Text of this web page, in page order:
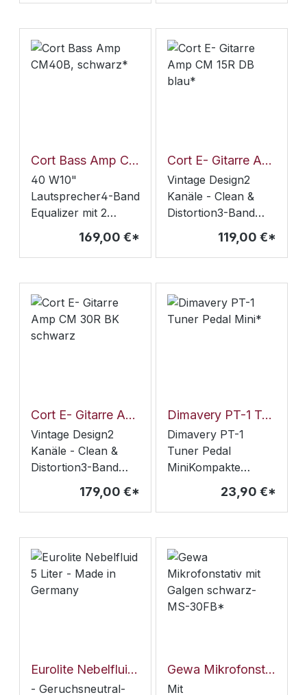
Steckverbinder
schwarz,
Durchmesser
5mmfür
SPLmax.
Cort Bass Amp CM40B, schwarz*
40 W10"
Lautsprecher4-Band
Equalizer mit 2
MittenreglernBright
SwitchMode
SwitchAux-
AusgangKopfhörer-
AusgangAbmessung
en 365 x 375 x 270
169,00 €*
Cort E- Gitarre Amp CM 15R DB blau*
Vintage Design2
Kanäle - Clean &
Distortion3-Band
EqualizerKopfhörer
AusgangCD/MP3
EingangReverb15W
Lautsprecher315x30
5x190 mm6kg
119,00 €*
Cort E- Gitarre Amp CM 30R BK schwarz
Vintage Design2
Kanäle - Clean &
Distortion3-Band
EqualizerKopfhörer
AusgangCD/MP3
EingangBluetooth
0W R.M.S.Custom
10"
LautsprecherFarbe
schwarz
179,00 €*
Dimavery PT-1 Tuner Pedal Mini*
Dimavery PT-1
Tuner Pedal
MiniKompakte
Größe für mehr
Platz auf dem
PedalboardStimmbe
C8 (4168
Hz)Präzision: ±1
CentStabiles
MetallgehäuseRobus
KlinkenbuchsenNetz
teil nicht im
23,90 €*
Eurolite Nebelfluid 5 Liter - Made in Germany
- Geruchsneutral-
Gewa Mikrofonstativ mit Galgen schwarz- MS-30FB*
Mit